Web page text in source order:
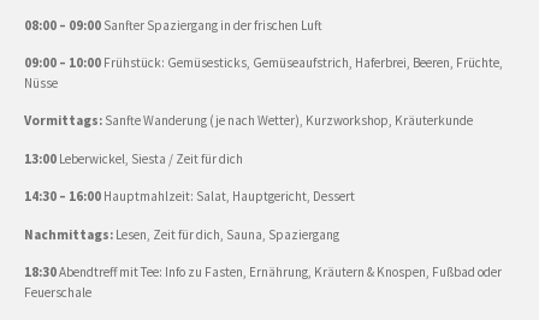
08:00 – 09:00 Sanfter Spaziergang in der frischen Luft
09:00 – 10:00 Frühstück: Gemüsesticks, Gemüseaufstrich, Haferbrei, Beeren, Früchte,
Nüsse
Vormittags: Sanfte Wanderung (je nach Wetter), Kurzworkshop, Kräuterkunde
13:00 Leberwickel, Siesta / Zeit für dich
14:30 – 16:00 Hauptmahlzeit: Salat, Hauptgericht, Dessert
Nachmittags: Lesen, Zeit für dich, Sauna, Spaziergang
18:30Abendtreff mit Tee: Info zu Fasten, Ernährung, Kräutern & Knospen, Fußbad oder
Feuerschale